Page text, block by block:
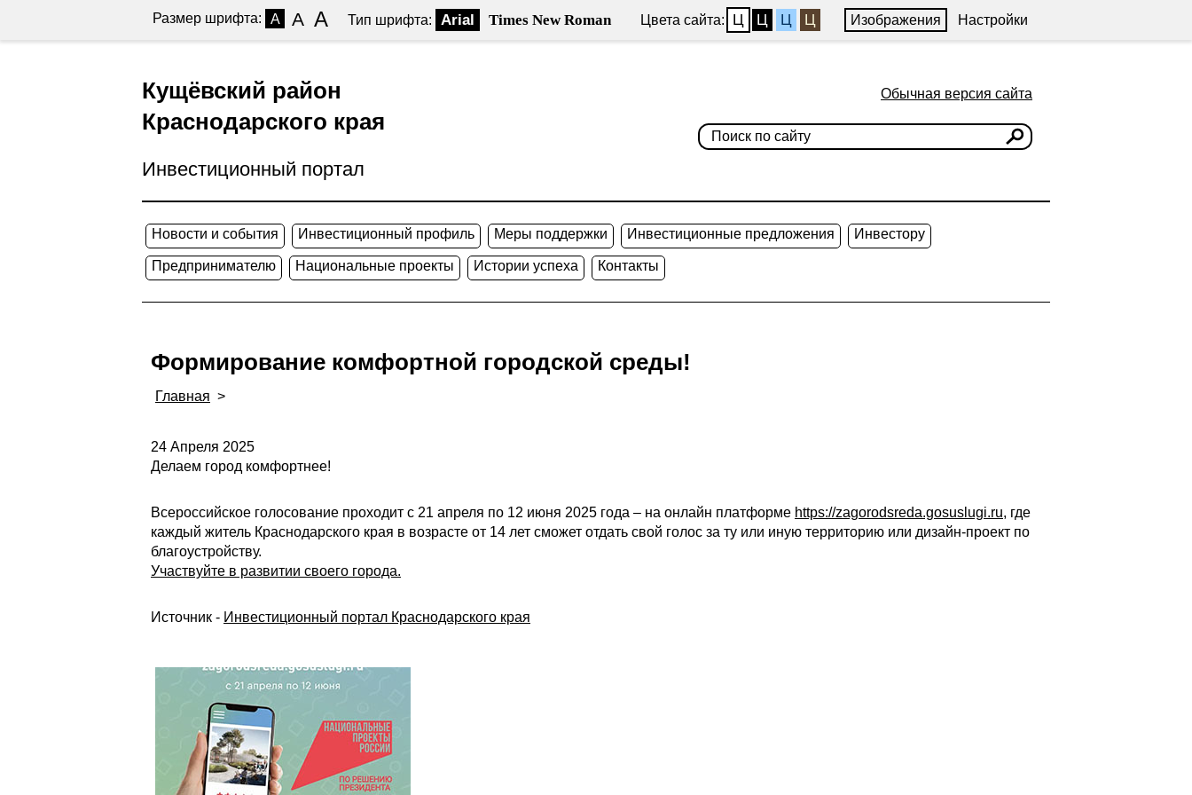
Размер шрифта: A A A Тип шрифта: Arial Times New Roman Цвета сайта: Ц Ц Ц Ц Изображения Настройки
Кущёвский район
Краснодарского края
Инвестиционный портал
Обычная версия сайта
Новости и события Инвестиционный профиль Меры поддержки Инвестиционные предложения Инвестору
Предпринимателю Национальные проекты Истории успеха Контакты
Формирование комфортной городской среды!
Главная >
24 Апреля 2025
Делаем город комфортнее!
Всероссийское голосование проходит с 21 апреля по 12 июня 2025 года – на онлайн платформе https://zagorodsreda.gosuslugi.ru, где
каждый житель Краснодарского края в возрасте от 14 лет сможет отдать свой голос за ту или иную территорию или дизайн-проект по
благоустройству.
Участвуйте в развитии своего города.
Источник - Инвестиционный портал Краснодарского края